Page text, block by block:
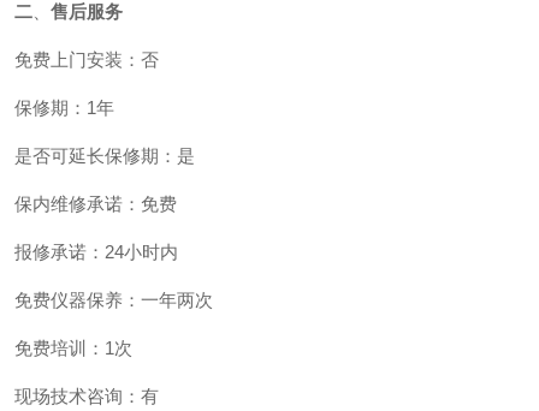
二 售后服务
免费上门安装：否
保修期：1年
是否可延长保修期：是
保内维修承诺：免费
报修承诺：24小时内
免费仪器保养：一年两次
免费培训：1次
现场技术咨询：有